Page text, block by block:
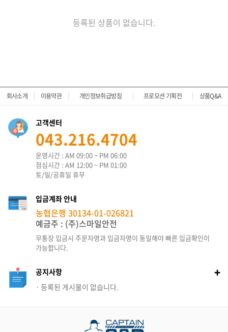
등록된 상품이 없습니다.
회사소개 이용약관 개인정보취급방침 프로모션 기획전 상품Q&A
고객센터
043.216.4704
운영시간 : AM 09:00 ~ PM 06:00
점심시간 : AM 12:00 ~ PM 01:00
토/일/공휴일 휴무
입금계좌 안내
농협은행 30134-01-026821
예금주 : (주)스마일안전
무통장 입금시 주문자명과 입금자명이 동일해야 빠른 입금확인이
가능합니다.
공지사항
등록된 게시물이 없습니다.
+